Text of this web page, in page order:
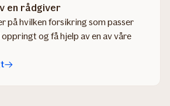
en rådgiver
på hvilken forsikring som passer
og få hjelp av en av våre